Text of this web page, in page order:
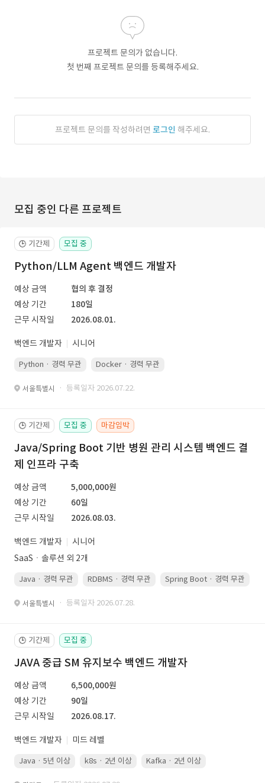
프로젝트 문의가 없습니다.
첫 번째 프로젝트 문의를 등록해주세요.
프로젝트 문의를 작성하려면 로그인 해주세요.
모집 중인 다른 프로젝트
🕒 기간제 모집 중
Python/LLM Agent 백엔드 개발자
예상 금액
협의 후 결정
예상 기간
180일
근무 시작일
2026.08.01.
백엔드 개발자 시니어
Python · 경력 무관 Docker · 경력 무관
서울특별시 · 등록일자 2026.07.22.
🕒 기간제 모집 중 마감임박
Java/Spring Boot 기반 병원 관리 시스템 백엔드 결
제 인프라 구축
예상 금액
5,000,000원
예상 기간
60일
근무 시작일
2026.08.03.
백엔드 개발자
시니어
SaaSㆍ솔루션 외 2개
Java · 경력 무관 RDBMS · 경력 무관 Spring Boot · 경력 무관
서울특별시 · 등록일자 2026.07.28.
🕒 기간제 모집 중
JAVA 중급 SM 유지보수 백엔드 개발자
예상 금액
6,500,000원
예상 기간
90일
근무 시작일
2026.08.17.
백엔드 개발자 미드 레벨
Java · 5년 이상 k8s · 2년 이상 Kafka · 2년 이상